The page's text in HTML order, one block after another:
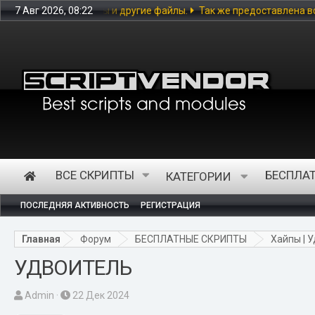
7 Авг 2026, 08:22
файлы. Так же предоставлена возможность скачивать и
ВСЕ СКРИПТЫ КАТЕГОРИИ
ПОСЛЕДНЯЯ АКТИВНОСТЬ РЕГИСТРАЦИЯ
Главная Форум БЕСПЛАТНЫЕ СКРИПТЫ Хайпы |
УДВОИТЕЛЬ
А
Admin
Д
22 Дек 2024